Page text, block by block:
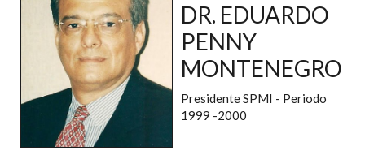
DR. EDUARDO
PENNY
MONTENEGRO
Presidente SPMI - Periodo
1999 -2000